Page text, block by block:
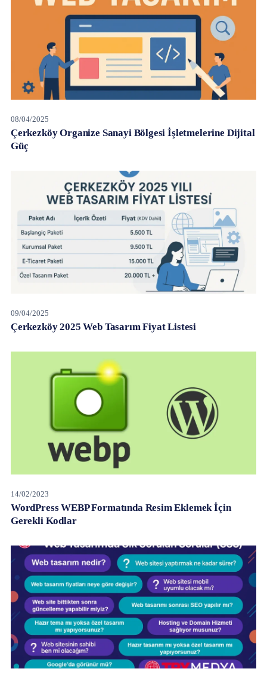
08/04/2025
Çerkezköy Organize Sanayi Bölgesi İşletmelerine Dijital
Güç
09/04/2025
Çerkezköy 2025 Web Tasarım Fiyat Listesi
14/02/2023
WordPress WEBP Formatında Resim Eklemek İçin
Gerekli Kodlar